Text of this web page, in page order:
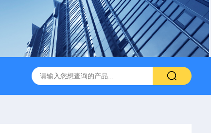
哈希HQ40D便携式多参数水质分析仪 哈希PD1P1在线PH